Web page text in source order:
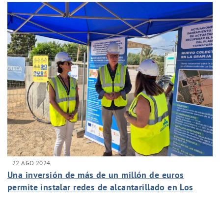
22 AGO 2024
Una inversión de más de un millón de euros
permite instalar redes de alcantarillado en Los